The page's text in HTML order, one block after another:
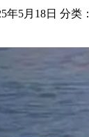
年5月18日 分类：